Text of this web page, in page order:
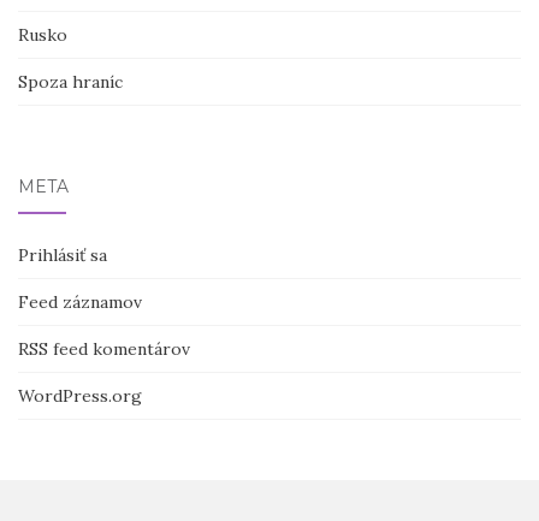
Rusko
Spoza hraníc
META
Prihlásiť sa
Feed záznamov
RSS feed komentárov
WordPress.org